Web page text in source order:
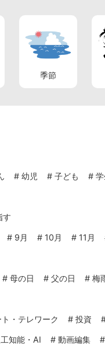
季節
# 幼児 # 子ども #
す
# 9月 # 10月 # 11月
# 母の日 # 父の日 # 梅
ト・テレワーク # 投資
工知能・AI # 動画編集 #